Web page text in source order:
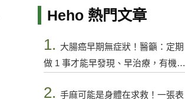
Heho 熱門文章
1. 大腸癌早期無症狀！醫籲：定期
做 1 事才能早發現、早治療，有機會
2. 手麻可能是身體在求救！一張表